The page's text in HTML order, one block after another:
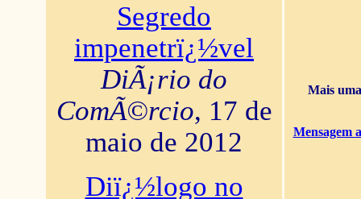
Segredo
impenetrï¿½vel
DiÃ¡rio do
ComÃ©rcio, 17 de
maio de 2012
Diï¿½logo no
Mais
Mensagem